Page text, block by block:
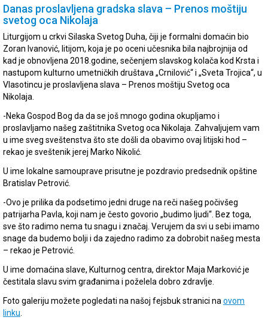
Danas proslavljena gradska slava – Prenos moštiju
svetog oca Nikolaja
Liturgijom u crkvi Silaska Svetog Duha, čiji je formalni domaćin bio
Zoran Ivanović, litijom, koja je po oceni učesnika bila najbrojnija od
kad je obnovljena 2018.godine, sečenjem slavskog kolača kod Krsta i
nastupom kulturno umetničkih društava „Crnilović“ i „Sveta Trojica“, u
Vlasotincu je proslavljena slava – Prenos moštiju Svetog oca
Nikolaja.
-Neka Gospod Bog da da se još mnogo godina okupljamo i
proslavljamo našeg zaštitnika Svetog oca Nikolaja. Zahvaljujem vam
u ime sveg sveštenstva što ste došli da obavimo ovaj litijski hod –
rekao je sveštenik jerej Marko Nikolić.
U ime lokalne samouprave prisutne je pozdravio predsednik opštine
Bratislav Petrović.
-Ovo je prilika da podsetimo jedni druge na reči našeg počivšeg
patrijarha Pavla, koji nam je često govorio „budimo ljudi“. Bez toga,
sve što radimo nema tu snagu i značaj. Verujem da svi u sebi imamo
snage da budemo bolji i da zajedno radimo za dobrobit našeg mesta
– rekao je Petrović.
U ime domaćina slave, Kulturnog centra, direktor Maja Marković je
čestitala slavu svim građanima i poželela dobro zdravlje.
Foto galeriju možete pogledati na našoj fejsbuk stranici na ovom
linku